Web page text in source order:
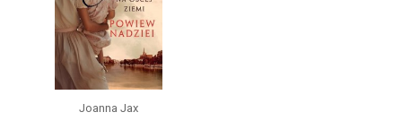
Joanna Jax